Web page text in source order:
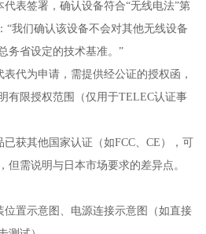
代表签署，确认设备符合“无线电法”第
“我们确认该设备不会对其他无线设备
务省设定的技术基准。”
代为申请，需提供经公证的授权函，
有限授权范围（仅用于TELEC认证事
已获其他国家认证（如FCC、CE），可
但需说明与日本市场要求的差异点。
位置示意图、电源连接示意图（如直接